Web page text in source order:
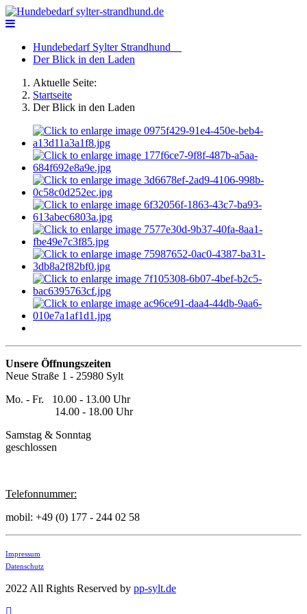
Hundebedarf Sylter Strandhund
Der Blick in den Laden
Aktuelle Seite:
Startseite
Der Blick in den Laden
Unsere Öffnungszeiten
Neue Straße 1 - 25980 Sylt
Mo. - Fr. 10.00 - 13.00 Uhr
14.00 - 18.00 Uhr
Samstag & Sonntag
geschlossen
Telefonnummer:
mobil: +49 (0) 177 - 244 02 58
Impressum
Datenschutz
2022 All Rights Reserved by pp-sylt.de